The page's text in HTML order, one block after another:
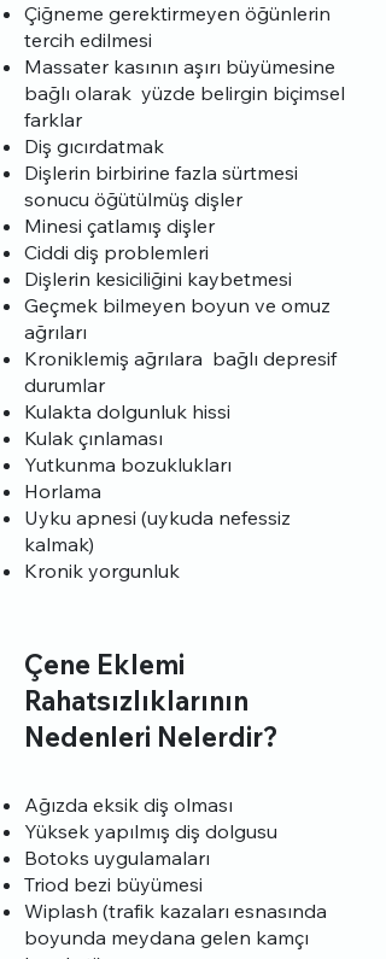
Çiğneme gerektirmeyen öğünlerin
tercih edilmesi
Massater kasının aşırı büyümesine
bağlı olarak yüzde belirgin biçimsel
farklar
Diş gıcırdatmak
Dişlerin birbirine fazla sürtmesi
sonucu öğütülmüş dişler
Minesi çatlamış dişler
Ciddi diş problemleri
Dişlerin kesiciliğini kaybetmesi
Geçmek bilmeyen boyun ve omuz
ağrıları
Kroniklemiş ağrılara bağlı depresif
durumlar
Kulakta dolgunluk hissi
Kulak çınlaması
Yutkunma bozuklukları
Horlama
Uyku apnesi (uykuda nefessiz
kalmak)
Kronik yorgunluk
Çene Eklemi
Rahatsızlıklarının
Nedenleri Nelerdir?
Ağızda eksik diş olması
Yüksek yapılmış diş dolgusu
Botoks uygulamaları
Triod bezi büyümesi
Wiplash (trafik kazaları esnasında
boyunda meydana gelen kamçı